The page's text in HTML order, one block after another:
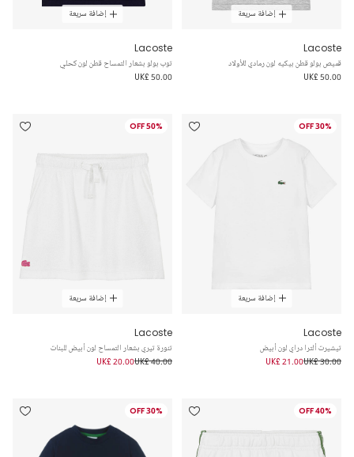
إضافة سريعة
Lacoste
قميص بولو قطن بيكيه لون رمادي للأولاد
UK£ 50.00
إضافة سريعة
Lacoste
توب بولو بشعار التمساح قطن لون كحلي
UK£ 50.00
30% OFF
إضافة سريعة
Lacoste
تيشيرت ألترا دراي لون أبيض
UK£ 30.00
UK£ 21.00
50% OFF
إضافة سريعة
Lacoste
تنورة تيري بشعار التمساح لون أبيض للبنات
UK£ 40.00
UK£ 20.00
40% OFF
30% OFF